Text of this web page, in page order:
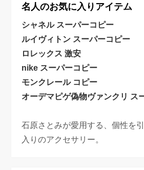
名人のお気に入りアイテム
シャネル スーパーコピー
ルイヴィトン スーパーコピー
ロレックス 激安
nike スーパーコピー
モンクレール コピー
オーデマピゲ偽物ヴァンクリ ス
石原さとみが愛用する、個性を
入りのアクセサリー。